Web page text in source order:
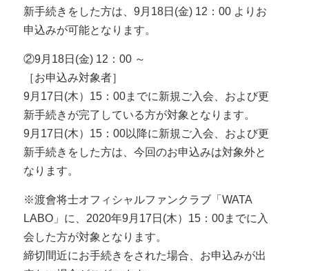
新手続きをした方は、9月18日(金) 12：00 よりお
申込みが可能となります。
②9月18日(金) 12：00 ～
［お申込み対象者］
9月17日(木）15：00までに新規ご入会、および更
新手続きが完了している方が対象となります。
9月17日(木）15：00以降に新規ご入会、および更
新手続きをした方は、今回のお申込みは対象外と
なります。
※渡會将士オフィシャルファンクラブ「WATA
LABO」に、2020年9月17日(木）15：00までに入
会した方が対象となります。
締切間近にお手続きをされた場合、お申込みが出